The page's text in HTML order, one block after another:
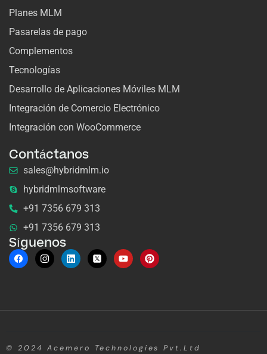
Planes MLM
Pasarelas de pago
Complementos
Tecnologías
Desarrollo de Aplicaciones Móviles MLM
Integración de Comercio Electrónico
Integración con WooCommerce
Contáctanos
sales@hybridmlm.io
hybridmlmsoftware
+91 7356 679 313
+91 7356 679 313
Síguenos
© 2024Acemero Technologies Pvt.Ltd